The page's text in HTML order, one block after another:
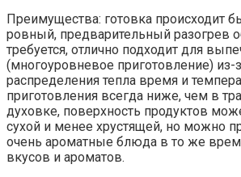
Преимущества: готовка происходит
ровный, предварительный разогрев
требуется, отлично подходит для
(многоуровневое приготовление) из-
распределения тепла время и
приготовления всегда ниже, чем в
духовке, поверхность продуктов
сухой и менее хрустящей, но можно
очень ароматные блюда в то же
вкусов и ароматов.